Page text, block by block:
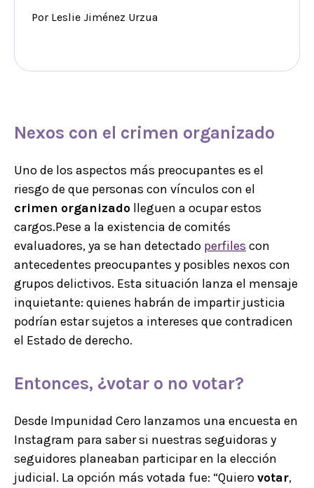
Por Leslie Jiménez Urzua
Nexos con el crimen organizado
Uno de los aspectos más preocupantes es el
riesgo de que personas con vínculos con el
crimen organizado lleguen a ocupar estos
cargos.Pese a la existencia de comités
evaluadores, ya se han detectado perfiles con
antecedentes preocupantes y posibles nexos con
grupos delictivos. Esta situación lanza el mensaje
inquietante: quienes habrán de impartir justicia
podrían estar sujetos a intereses que contradicen
el Estado de derecho.
Entonces, ¿votar o no votar?
Desde Impunidad Cero lanzamos una encuesta en
Instagram para saber si nuestras seguidoras y
seguidores planeaban participar en la elección
judicial. La opción más votada fue: “Quierovotar,